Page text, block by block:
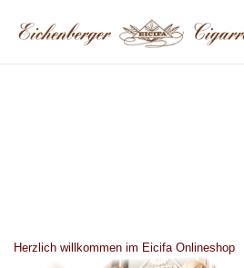
Herzlich willkommen im Eicifa Onlineshop